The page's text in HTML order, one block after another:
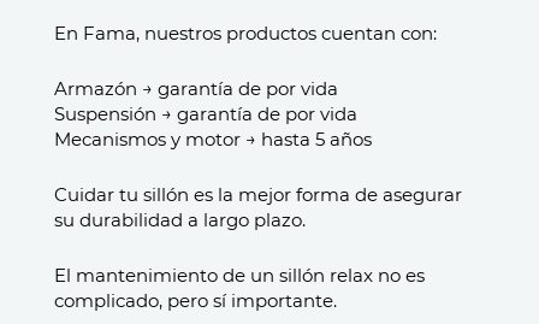
En Fama, nuestros productos cuentan con:
Armazón → garantía de por vida
Suspensión → garantía de por vida
Mecanismos y motor → hasta 5 años
Cuidar tu sillón es la mejor forma de asegurar
su durabilidad a largo plazo.
El mantenimiento de un sillón relax no es
complicado, pero sí importante.